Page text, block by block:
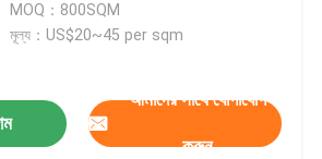
MOQ：800SQM
মূল্য：US$20~45 per sqm
আমাদের সাথে যোগাযোগ
করুন